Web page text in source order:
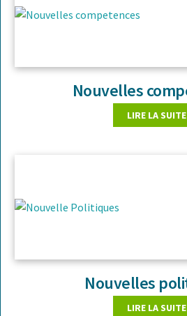
Nouvelles
LIRE LA SUITE
Nouvelles
LIRE LA SUITE